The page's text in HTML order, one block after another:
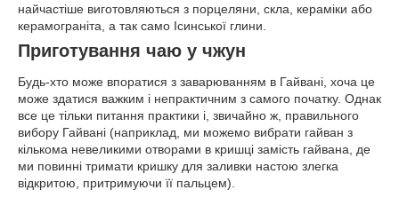
найчастіше виготовляються з порцеляни, скла, кераміки або
керамограніта, а так само Ісинської глини.
Приготування чаю у чжун
Будь-хто може впоратися з заварюванням в Гайвані, хоча це
може здатися важким і непрактичним з самого початку. Однак
все це тільки питання практики і, звичайно ж, правильного
вибору Гайвані (наприклад, ми можемо вибрати гайван з
кількома невеликими отворами в кришці замість гайвана, де
ми повинні тримати кришку для заливки настою злегка
відкритою, притримуючи її пальцем).